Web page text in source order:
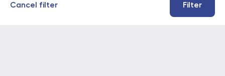
Filter
Cancel filter